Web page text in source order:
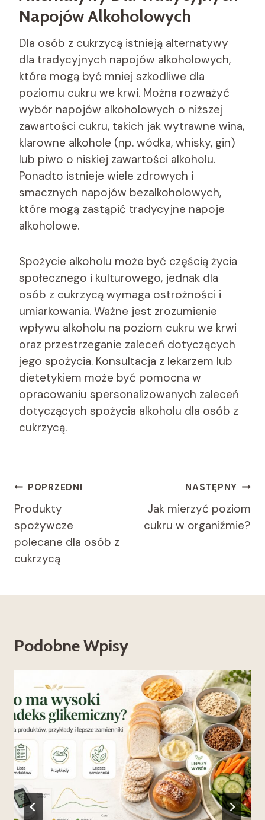
Napojów Alkoholowych
Dla osób z cukrzycą istnieją alternatywy
dla tradycyjnych napojów alkoholowych,
które mogą być mniej szkodliwe dla
poziomu cukru we krwi. Można rozważyć
wybór napojów alkoholowych o niższej
zawartości cukru, takich jak wytrawne wina,
klarowne alkohole (np. wódka, whisky, gin)
lub piwo o niskiej zawartości alkoholu.
Ponadto istnieje wiele zdrowych i
smacznych napojów bezalkoholowych,
które mogą zastąpić tradycyjne napoje
alkoholowe.
Spożycie alkoholu może być częścią życia
społecznego i kulturowego, jednak dla
osób z cukrzycą wymaga ostrożności i
umiarkowania. Ważne jest zrozumienie
wpływu alkoholu na poziom cukru we krwi
oraz przestrzeganie zaleceń dotyczących
jego spożycia. Konsultacja z lekarzem lub
dietetykiem może być pomocna w
opracowaniu spersonalizowanych zaleceń
dotyczących spożycia alkoholu dla osób z
cukrzycą.
Nawigacja
Wpisu
POPRZEDNI
Produkty
spożywcze
polecane dla osób z
cukrzycą
NASTĘPNY
Jak mierzyć poziom
cukru w organiźmie?
Podobne Wpisy